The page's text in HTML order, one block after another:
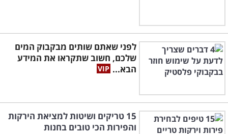
לפני שאתם שותים מבקבוק המים
שלכם, חשוב שתקראו את המידע
הבא...
15 טריקים ושיטות למציאת הירקות
והפירות הכי טובים בחנות